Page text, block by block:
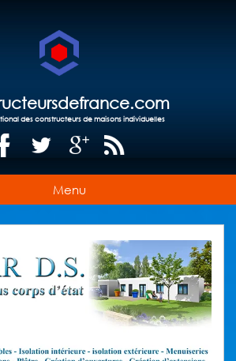
des constructeurs de maisons individuelles
Menu